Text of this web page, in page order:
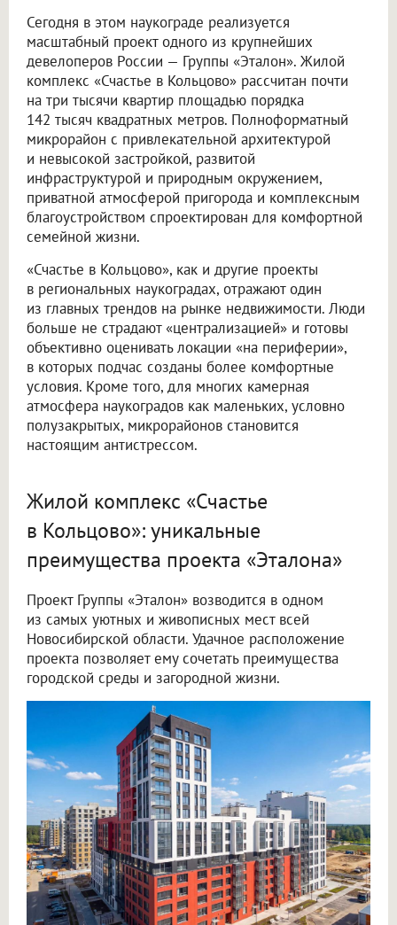
Сегодня в этом наукограде реализуется
масштабный проект одного из крупнейших
девелоперов России — Группы «Эталон». Жилой
комплекс «Счастье в Кольцово» рассчитан почти
на три тысячи квартир площадью порядка
142 тысяч квадратных метров. Полноформатный
микрорайон с привлекательной архитектурой
и невысокой застройкой, развитой
инфраструктурой и природным окружением,
приватной атмосферой пригорода и комплексным
благоустройством спроектирован для комфортной
семейной жизни.
«Счастье в Кольцово», как и другие проекты
в региональных наукоградах, отражают один
из главных трендов на рынке недвижимости. Люди
больше не страдают «централизацией» и готовы
объективно оценивать локации «на периферии»,
в которых подчас созданы более комфортные
условия. Кроме того, для многих камерная
атмосфера наукоградов как маленьких, условно
полузакрытых, микрорайонов становится
настоящим антистрессом.
Жилой комплекс «Счастье
в Кольцово»: уникальные
преимущества проекта «Эталона»
Проект Группы «Эталон» возводится в одном
из самых уютных и живописных мест всей
Новосибирской области. Удачное расположение
проекта позволяет ему сочетать преимущества
городской среды и загородной жизни.